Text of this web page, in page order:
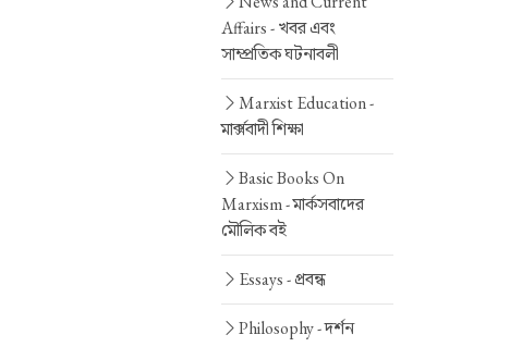
Affairs -খবর এবং
সাম্প্রতিক ঘটনাবলী
Marxist Education -
মার্ক্সবাদী শিক্ষা
Basic Books On
Marxism -মার্কসবাদের
মৌলিক বই
Essays -প্রবন্ধ
Philosophy -দর্শন